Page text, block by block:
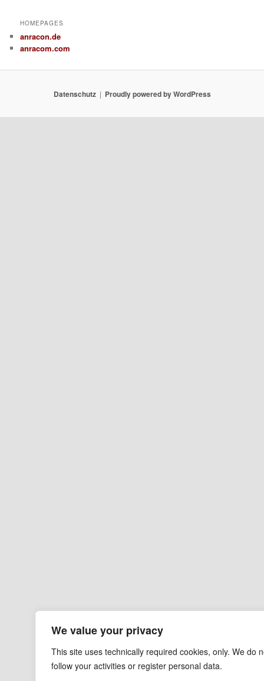
We value your privacy
This site uses technically required cookies, only. We do
follow your activities or register personal data.
HOMEPAGES
anracon.de
anracom.com
Datenschutz Proudly powered by WordPress